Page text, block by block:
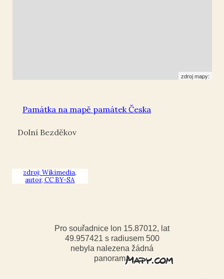
zdroj mapy:
Památka na mapě památek Česka
Dolní Bezděkov
zdroj: Wikimedia,
autor, CC BY-SA
Pro souřadnice lon 15.87012, lat
49.957421 s radiusem 500
nebyla nalezena žádná
panorama